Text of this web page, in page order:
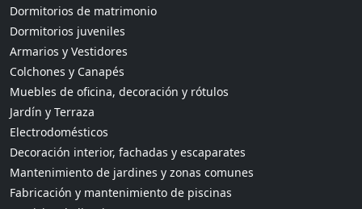
Dormitorios de matrimonio
Dormitorios juveniles
Armarios y Vestidores
Colchones y Canapés
Muebles de oficina, decoración y rótulos
Jardín y Terraza
Electrodomésticos
Decoración interior, fachadas y escaparates
Mantenimiento de jardines y zonas comunes
Fabricación y mantenimiento de piscinas